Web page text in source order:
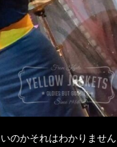
のかそれはわかりません